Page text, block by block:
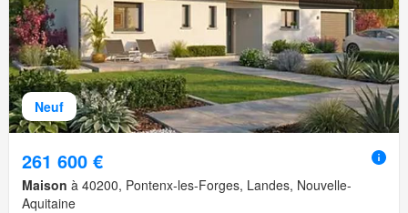
Neuf
261 600 €
Maison à 40200, Pontenx-les-Forges, Landes, Nouvelle-
Aquitaine